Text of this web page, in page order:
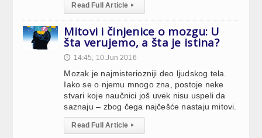
Read Full Article ▸
Mitovi i činjenice o mozgu: U
šta verujemo, a šta je istina?
🕔 14:45, 10.Jun 2016
Mozak je najmisteriozniji deo ljudskog tela.
Iako se o njemu mnogo zna, postoje neke
stvari koje naučnici još uvek nisu uspeli da
saznaju – zbog čega najčešće nastaju mitovi.
Read Full Article ▸